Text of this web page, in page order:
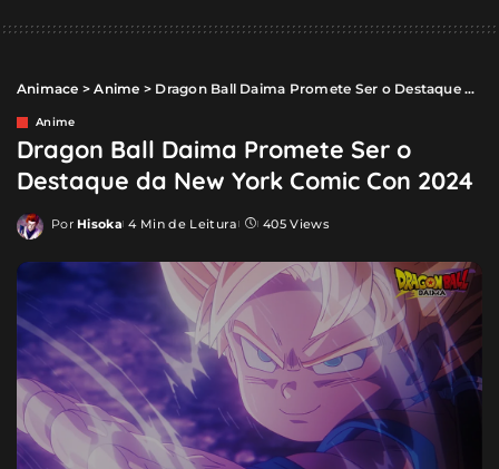
Animace >Anime > Dragon Ball Daima Promete Ser o Destaque da New York Comic Con 2024
Anime
Dragon Ball Daima Promete Ser o
Destaque da New York Comic Con 2024
Posted
Por Hisoka 4 Min de Leitura 405 Views